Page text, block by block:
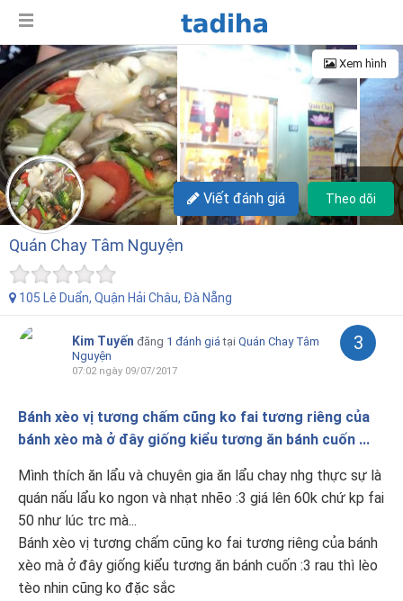
Xem hình
+15
Theo dõi
Viết đánh giá
Quán Chay Tâm Nguyện
105 Lê Duẩn, Quận Hải Châu, Đà Nẵng
Kim Tuyến đăng 1 đánh giá tại Quán Chay Tâm
Nguyện
07:02 ngày 09/07/2017
3
Bánh xèo vị tương chấm cũng ko fai tương riêng của
bánh xèo mà ở đây giống kiểu tương ăn bánh cuốn ...
Mình thích ăn lẩu và chuyên gia ăn lẩu chay nhg thực sự là
quán nấu lẩu ko ngon và nhạt nhẽo :3 giá lên 60k chứ kp fai
50 như lúc trc mà...
Bánh xèo vị tương chấm cũng ko fai tương riêng của bánh
xèo mà ở đây giống kiểu tương ăn bánh cuốn :3 rau thì lèo
tèo nhin cũng ko đặc sắc